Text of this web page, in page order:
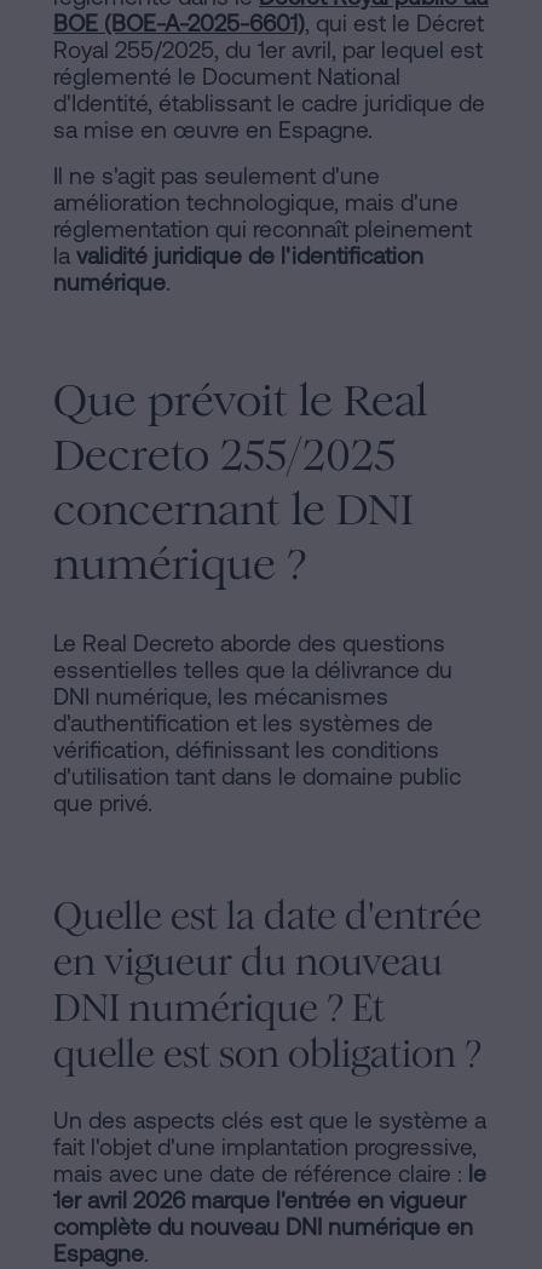
BOE (BOE-A-2025-6601), qui est le Décret
Royal 255/2025, du 1er avril, par lequel est
réglementé le Document National
d'Identité, établissant le cadre juridique de
sa mise en œuvre en Espagne.
Il ne s'agit pas seulement d'une
amélioration technologique, mais d'une
réglementation qui reconnaît pleinement
la validité juridique de l'identification
numérique.
Que prévoit le Real
Decreto 255/2025
concernant le DNI
numérique ?
Le Real Decreto aborde des questions
essentielles telles que la délivrance du
DNI numérique, les mécanismes
d'authentification et les systèmes de
vérification, définissant les conditions
d'utilisation tant dans le domaine public
que privé.
Quelle est la date d'entrée
en vigueur du nouveau
DNI numérique ? Et
quelle est son obligation ?
Un des aspects clés est que le système a
fait l'objet d'une implantation progressive,
mais avec une date de référence claire : le
1er avril 2026 marque l'entrée en vigueur
complète du nouveau DNI numérique en
Espagne.